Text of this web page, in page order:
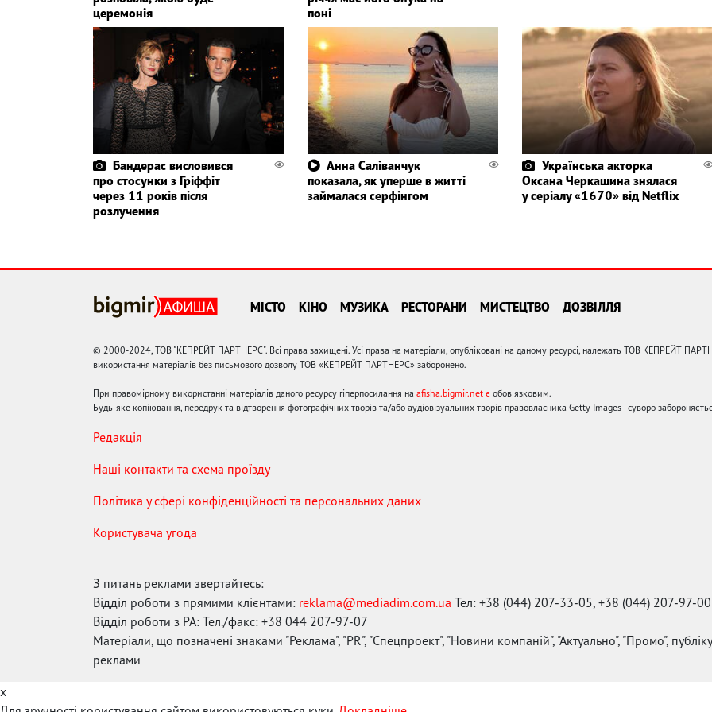
церемонія
поні
Бандерас висловився
про стосунки з Гріффіт
через 11 років після
розлучення
Анна Саліванчук
показала, як уперше в житті
займалася серфінгом
Українська акторка
Оксана Черкашина знялася
у серіалу «1670» від Netflix
МІСТО КІНО МУЗИКА РЕСТОРАНИ МИСТЕЦТВО ДОЗВІЛЛЯ
© 2000-2024, ТОВ "КЕПРЕЙТ ПАРТНЕРС". Всі права захищені. Усі права на матеріали, опубліковані на даному ресурсі, належать ТОВ КЕПРЕЙТ
використання матеріалів без письмового дозволу ТОВ «КЕПРЕЙТ ПАРТНЕРС» заборонено.
При правомірному використанні матеріалів даного ресурсу гіперпосилання на afisha.bigmir.net є обов'язковим.
Будь-яке копіювання, передрук та відтворення фотографічних творів та/або аудіовізуальних творів правовласника Getty Images - суворо
Редакція
Наші контакти та схема проїзду
Політика у сфері конфіденційності та персональних даних
Користувача угода
З питань реклами звертайтесь:
Відділ роботи з прямими клієнтами: reklama@mediadim.com.ua Тел: +38 (044) 207-33-05, +38 (044) 207-97-00
Відділ роботи з РА: Тел./факс: +38 044 207-97-07
Матеріали, що позначені знаками "Реклама", "PR", "Спецпроект", "Новини компаній", "Актуально", "Промо",
реклами
x